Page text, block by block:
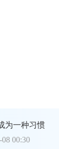
为一种习惯
08 00:30